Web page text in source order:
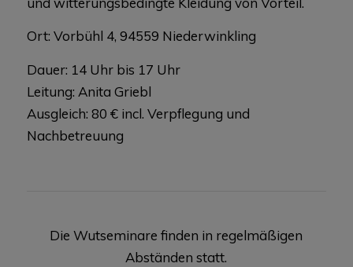
Ort: Vorbühl 4, 94559 Niederwinkling
Dauer: 14 Uhr bis 17 Uhr
Leitung: Anita Griebl
Ausgleich: 80 € incl. Verpflegung und
Nachbetreuung
Die Wutseminare finden in regelmäßigen
Abständen statt.